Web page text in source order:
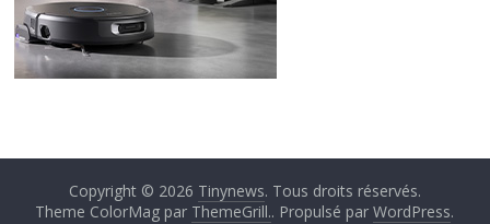
Copyright © 2026 Tinynews. Tous droits réservés.
Theme ColorMag par ThemeGrill.. Propulsé parWordPress.